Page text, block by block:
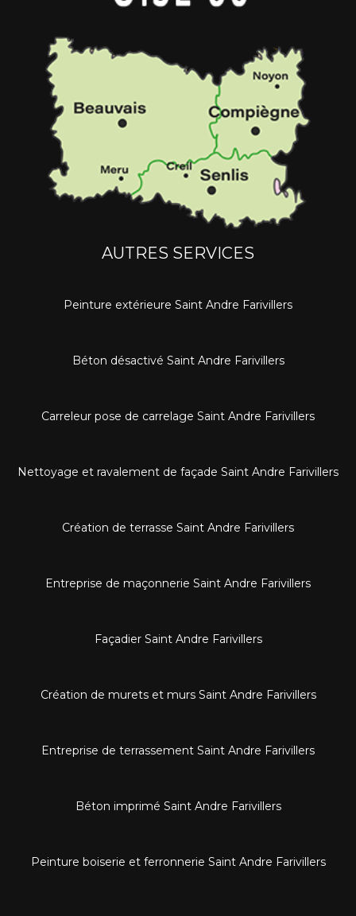
AUTRES SERVICES
Peinture extérieure Saint Andre Farivillers
Béton désactivé Saint Andre Farivillers
Carreleur pose de carrelage Saint Andre Farivillers
Nettoyage et ravalement de façade Saint Andre Farivillers
Création de terrasse Saint Andre Farivillers
Entreprise de maçonnerie Saint Andre Farivillers
Façadier Saint Andre Farivillers
Création de murets et murs Saint Andre Farivillers
Entreprise de terrassement Saint Andre Farivillers
Béton imprimé Saint Andre Farivillers
Peinture boiserie et ferronnerie Saint Andre Farivillers